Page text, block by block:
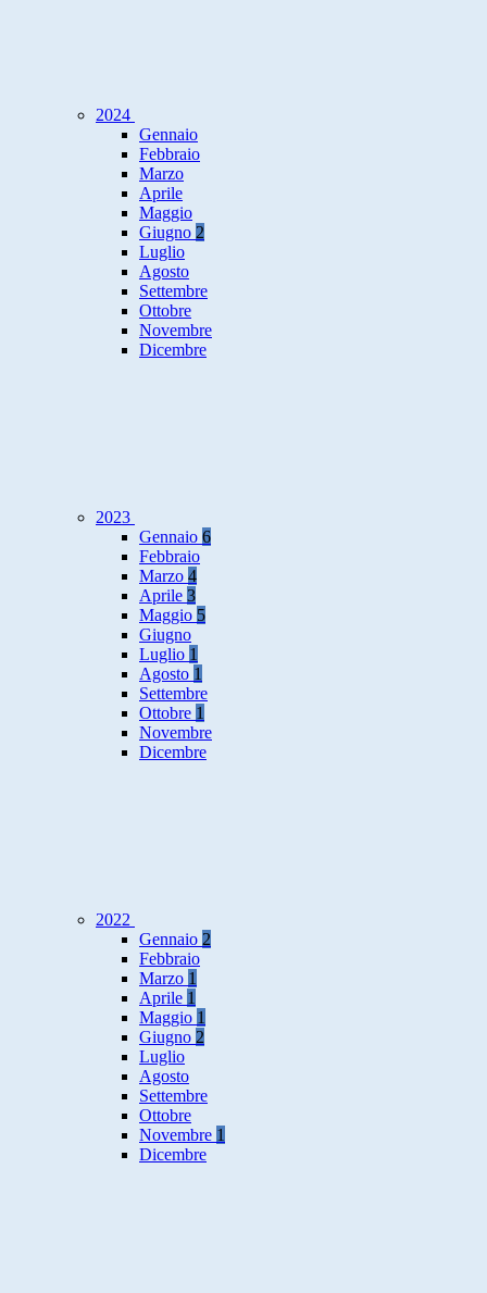
2024
Gennaio
Febbraio
Marzo
Aprile
Maggio
Giugno 2
Luglio
Agosto
Settembre
Ottobre
Novembre
Dicembre
2023
Gennaio 6
Febbraio
Marzo 4
Aprile 3
Maggio 5
Giugno
Luglio 1
Agosto 1
Settembre
Ottobre 1
Novembre
Dicembre
2022
Gennaio 2
Febbraio
Marzo 1
Aprile 1
Maggio 1
Giugno 2
Luglio
Agosto
Settembre
Ottobre
Novembre 1
Dicembre